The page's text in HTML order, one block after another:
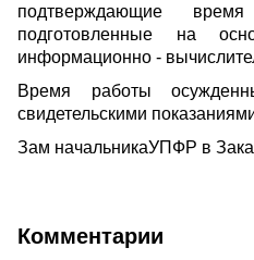
подтверждающие
подготовленные на
информационно -
Время работы
свидетельскими
Зам начальникаУПФР в
Комментарии